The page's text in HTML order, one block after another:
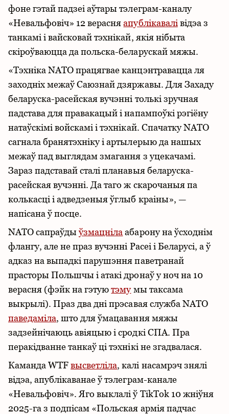
фоне гэтай падзеі аўтары тэлеграм-каналу
«Невальфовіч» 12 верасняапублікавалі відэа з
танкамі і вайсковай тэхнікай, якія нібыта
скіроўваюцца да польска-беларускай мяжы.
«Тэхніка NATO працягвае канцэнтравацца ля
заходніх межаў Саюзнай дзяржавы. Для Захаду
беларуска-расейская вучэнні толькі зручная
падстава для правакацый і напампоўкі рэгіёну
натаўскімі войскамі і тэхнікай. Спачатку NATO
сагнала бранятэхніку і артылерыю да нашых
межаў пад выглядам змагання з уцекачамі.
Зараз падставай сталі планавыя беларуска-
расейская вучэнні. Да таго ж скарочаныя па
колькасці і адведзеныя ўглыб краіны», —
напісана ў посце.
NATO сапраўдыўзмацніла абарону на ўсходнім
флангу, але не праз вучэнні Расеі і Беларусі, а ў
адказ на выпадкі парушэння паветранай
прасторы Польшчы і атакі дронаў у ноч на 10
верасня (фэйк на гэтуютэмумы таксама
выкрылі). Праз два дні прэсавая служба NATO
паведаміла, што для ўмацавання мяжы
задзейнічаюць авіяцыю і сродкі СПА. Пра
перакідванне танкаў ці тэхнікі не згадвалася.
Каманда WTFвысветліла, калі насамрэч знялі
відэа, апублікаванае ў тэлеграм-канале
«Невальфовіч». Яго выклалі ў TikTok 10 жніўня
2025-га з подпісам «Польская армія падчас